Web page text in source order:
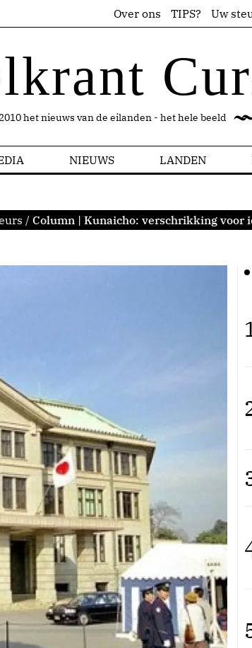
Over ons TIPS? Uw
het nieuws van de eilanden - het hele beeld
NIEUWS LANDEN
/ Column | Kunaicho: verschrikking voor